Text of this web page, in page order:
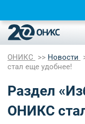
ОНИКС Новости
стал еще удобнее!
Раздел
ОНИКС